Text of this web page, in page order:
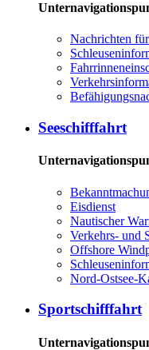
Nachrichten
Seeschifffahrt
Eisdienst
Nautischer
Verkehrs- und
Offshore
Nord-Ostsee-
Sportschifffahrt